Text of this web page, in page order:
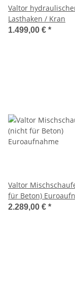
Valtor
Lasthaken / Kran
1.499,00 € *
Valtor
für Beton)
2.289,00 € *